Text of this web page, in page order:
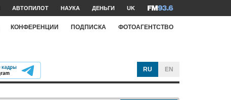
АВТОПИЛОТ НАУКА ДЕНЬГИ UK
КОНФЕРЕНЦИИ ПОДПИСКА ФОТОАГЕНТСТВО
RU EN